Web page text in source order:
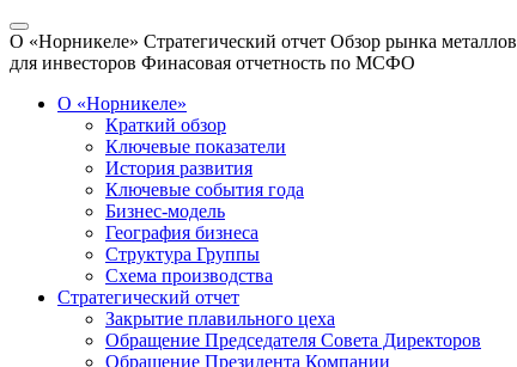
О «Норникеле» Стратегический отчет Обзор рынка металлов
для инвесторов Финасовая отчетность по МСФО
О «Норникеле»
Краткий обзор
Ключевые показатели
История развития
Ключевые события года
Бизнес-модель
География бизнеса
Структура Группы
Схема производства
Стратегический отчет
Закрытие плавильного цеха
Обращение Председателя Совета Директоров
Обращение Президента Компании